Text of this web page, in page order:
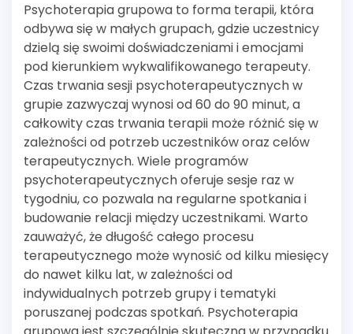
Psychoterapia grupowa to forma terapii, która
odbywa się w małych grupach, gdzie uczestnicy
dzielą się swoimi doświadczeniami i emocjami
pod kierunkiem wykwalifikowanego terapeuty.
Czas trwania sesji psychoterapeutycznych w
grupie zazwyczaj wynosi od 60 do 90 minut, a
całkowity czas trwania terapii może różnić się w
zależności od potrzeb uczestników oraz celów
terapeutycznych. Wiele programów
psychoterapeutycznych oferuje sesje raz w
tygodniu, co pozwala na regularne spotkania i
budowanie relacji między uczestnikami. Warto
zauważyć, że długość całego procesu
terapeutycznego może wynosić od kilku miesięcy
do nawet kilku lat, w zależności od
indywidualnych potrzeb grupy i tematyki
poruszanej podczas spotkań. Psychoterapia